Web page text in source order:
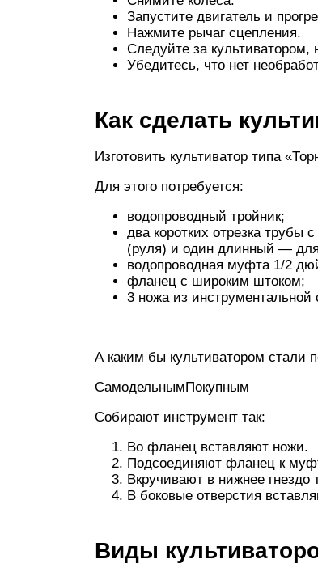
Запустите двигатель и
Нажмите рычаг сцепления.
Следуйте за культиватором,
Убедитесь, что нет
Как сделать
Изготовить культиватор типа
Для этого потребуется:
водопроводный тройник;
два коротких отрезка трубы
(руля) и один длинный —
водопроводная муфта 1/2
фланец с широким штоком;
3 ножа из
А каким бы культиватором стали
СамодельнымПокупным
Собирают инструмент так:
Во фланец вставляют ножи.
Подсоединяют фланец к
Вкручивают в нижнее гнездо
В боковые отверстия
Виды